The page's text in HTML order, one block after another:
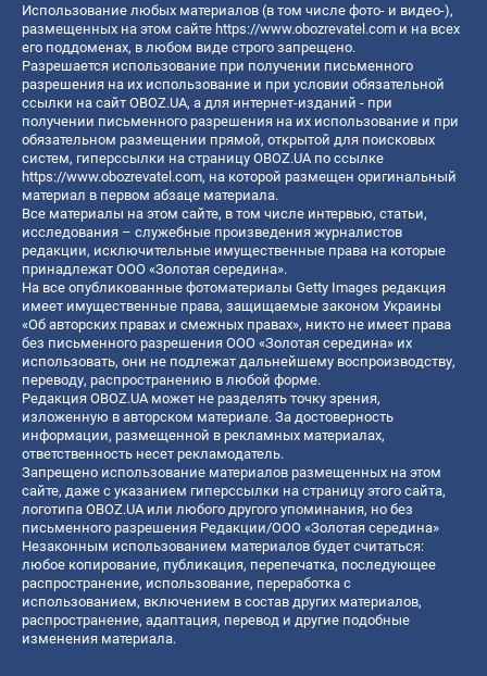
Использование любых материалов (в том числе фото- и видео-),
размещенных на этом сайте https://www.obozrevatel.com и на всех
его поддоменах, в любом виде строго запрещено.
Разрешается использование при получении письменного
разрешения на их использование и при условии обязательной
ссылки на сайт OBOZ.UA, а для интернет-изданий - при
получении письменного разрешения на их использование и при
обязательном размещении прямой, открытой для поисковых
систем, гиперссылки на страницу OBOZ.UA по ссылке
https://www.obozrevatel.com, на которой размещен оригинальный
материал в первом абзаце материала.
Все материалы на этом сайте, в том числе интервью, статьи,
исследования – служебные произведения журналистов
редакции, исключительные имущественные права на которые
принадлежат ООО «Золотая середина».
На все опубликованные фотоматериалы Getty Images редакция
имеет имущественные права, защищаемые законом Украины
«Об авторских правах и смежных правах», никто не имеет права
без письменного разрешения ООО «Золотая середина» их
использовать, они не подлежат дальнейшему воспроизводству,
переводу, распространению в любой форме.
Редакция OBOZ.UA может не разделять точку зрения,
изложенную в авторском материале. За достоверность
информации, размещенной в рекламных материалах,
ответственность несет рекламодатель.
Запрещено использование материалов размещенных на этом
сайте, даже с указанием гиперссылки на страницу этого сайта,
логотипа OBOZ.UA или любого другого упоминания, но без
письменного разрешения Редакции/ООО «Золотая середина»
Незаконным использованием материалов будет считаться:
любое копирование, публикация, перепечатка, последующее
распространение, использование, переработка с
использованием, включением в состав других материалов,
распространение, адаптация, перевод и другие подобные
изменения материала.